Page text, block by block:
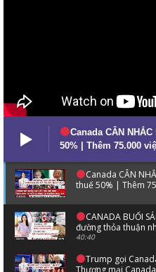
Canada CÂN
50% | Thêm 75.000
Canada CÂN
thuế 50% | Thêm
CANADA BUỔI
đường thỏa thuận
đô la
40:40
Trump gọi
Thương mại